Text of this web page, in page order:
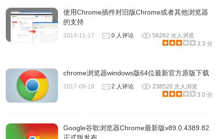
使用Chrome插件对旧版Chrome或者其他浏览器
的支持
2014-11-17 0 人评论
56262 次人浏览
3.3 分
chrome浏览器windows版64位最新官方原版下载
2017-09-18 2 人评论
238520 次人浏览
3.0 分
Google谷歌浏览器Chrome最新版v89.0.4389.82